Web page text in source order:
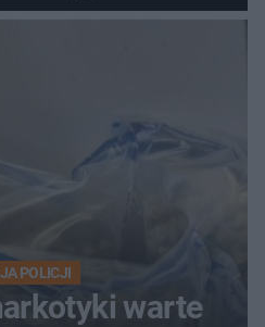
POLICJI
warte